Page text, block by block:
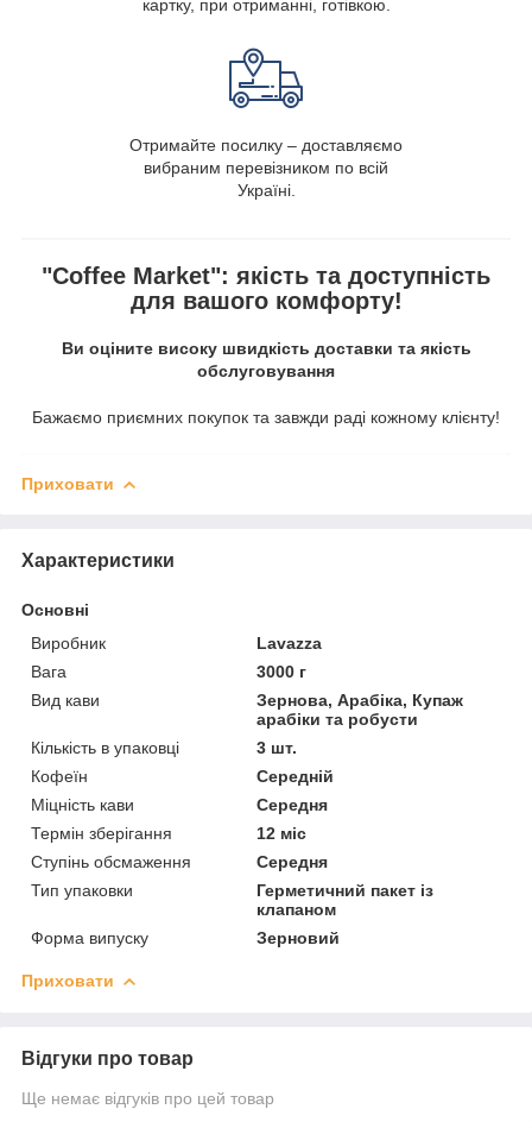
картку, при отриманні, готівкою.
Отримайте посилку – доставляємо
вибраним перевізником по всій
Україні.
"Coffee Market": якість та доступність
для вашого комфорту!
Ви оціните високу швидкість доставки та якість
обслуговування
Бажаємо приємних покупок та завжди раді кожному клієнту!
Приховати
Характеристики
Основні
Виробник
Lavazza
Вага
3000 г
Вид кави
Зернова, Арабіка, Купаж
арабіки та робусти
Кількість в упаковці
3 шт.
Кофеїн
Середній
Міцність кави
Середня
Термін зберігання
12 міс
Ступінь обсмаження
Середня
Тип упаковки
Герметичний пакет із
клапаном
Форма випуску
Зерновий
Приховати
Відгуки про товар
Ще немає відгуків про цей товар